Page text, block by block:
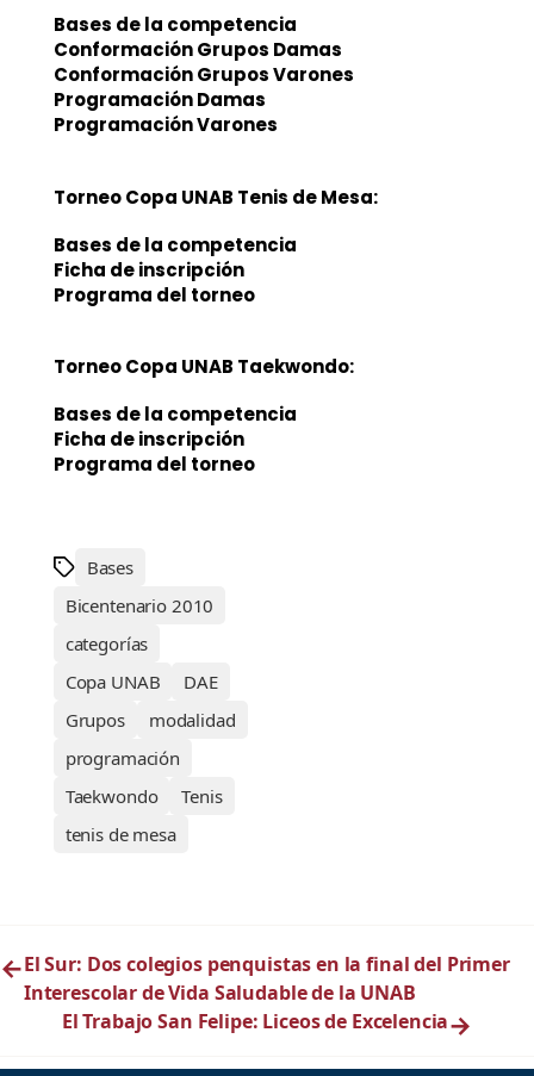
Bases de la competencia
Conformación Grupos Damas
Conformación Grupos Varones
Programación Damas
Programación Varones
Torneo Copa UNAB Tenis de Mesa:
Bases de la competencia
Ficha de inscripción
Programa del torneo
Torneo Copa UNAB Taekwondo:
Bases de la competencia
Ficha de inscripción
Programa del torneo
Bases
Bicentenario 2010
categorías
Copa UNAB
DAE
Grupos
modalidad
programación
Taekwondo
Tenis
tenis de mesa
←El Sur: Dos colegios penquistas en la final del Primer
Interescolar de Vida Saludable de la UNAB
El Trabajo San Felipe: Liceos de Excelencia→